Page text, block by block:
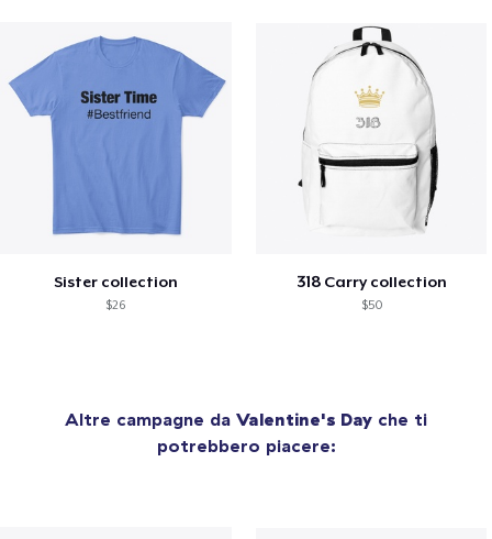
Sister collection
$26
318 Carry collection
$50
Altre campagne da Valentine's Day che ti
potrebbero piacere: